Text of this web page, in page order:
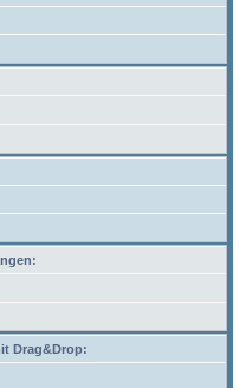
Drag&Drop: